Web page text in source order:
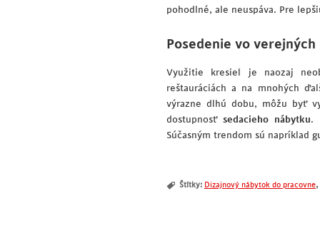
pohodlné, ale neuspáva. Pre
Posedenie vo
Využitie kresiel je naozaj
reštauráciách a na mnohých
výrazne dlhú dobu, môžu byť
dostupnosťsedacieho nábytku.
Súčasným trendom sú napríklad
Štítky: Dizajnový nábytok do pracovne